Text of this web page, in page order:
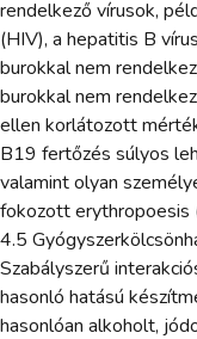
rendelkező vírusok,
(HIV), a hepatitis B
burokkal nem
burokkal nem
ellen korlátozott
B19 fertőzés súlyos
valamint olyan
fokozott erythropoesis
4.5
Szabályszerű
hasonló hatású
hasonlóan alkoholt,